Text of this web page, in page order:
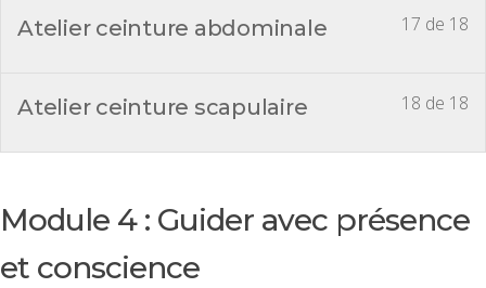
17 de 18
Atelier ceinture abdominale
18 de 18
Atelier ceinture scapulaire
Module 4 : Guider avec présence
et conscience